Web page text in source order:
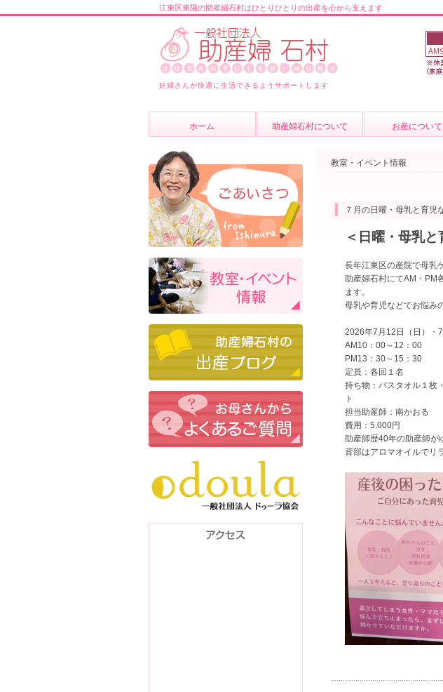
江東区東陽の助産婦石村はひとりひとりの出産を心から支えます
妊婦さんが快適に生活できるようサポートします
ホーム 助産婦石村について
スタッフ紹介
よくあるご質問
ブログ
お産について
費用について
教室・イベント情報
７月の日曜・母乳と育児
＜日曜・母乳
長年江東区の産院で母乳
助産婦石村にてAM・PM
ます。
母乳や育児などでお悩み
2026年7月12日（日）・7
AM10：00～12：00
PM13：30～15：30
定員：各回１名
持ち物：バスタオル１枚
ト
担当助産師：南かおる
費用：5,000円
助産師歴40年の助産師が
背部はアロマオイルでリ